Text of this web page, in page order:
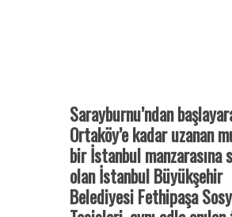
Sarayburnu’ndan
Ortaköy’e kadar uzanan
bir İstanbul manzarasına
olan İstanbul Büyükşehir
Belediyesi Fethipaşa